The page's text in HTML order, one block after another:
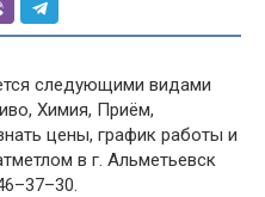
следующими видами
Химия, Приём,
цены, график работы и
в г. Альметьевск